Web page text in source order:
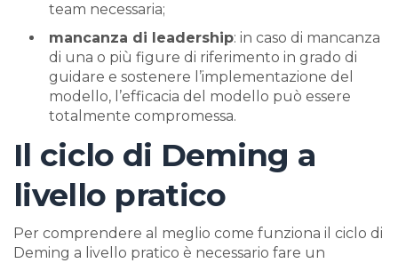
team necessaria;
mancanza di leadership: in caso di mancanza
di una o più figure di riferimento in grado di
guidare e sostenere l’implementazione del
modello, l’efficacia del modello può essere
totalmente compromessa.
Il ciclo di Deming a
livello pratico
Per comprendere al meglio come funziona il ciclo di
Deming a livello pratico è necessario fare un